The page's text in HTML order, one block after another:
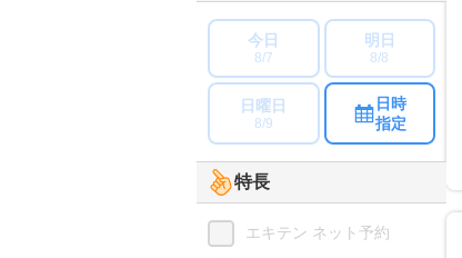
今日
8/7
明日
8/8
日曜日
8/9
日時
指定
特長
エキテン ネット予約